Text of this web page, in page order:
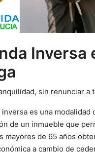
Inversa
sin renunciar a
inversa es una modalidad
de un inmueble que
mayores de 65 años
a cambio de